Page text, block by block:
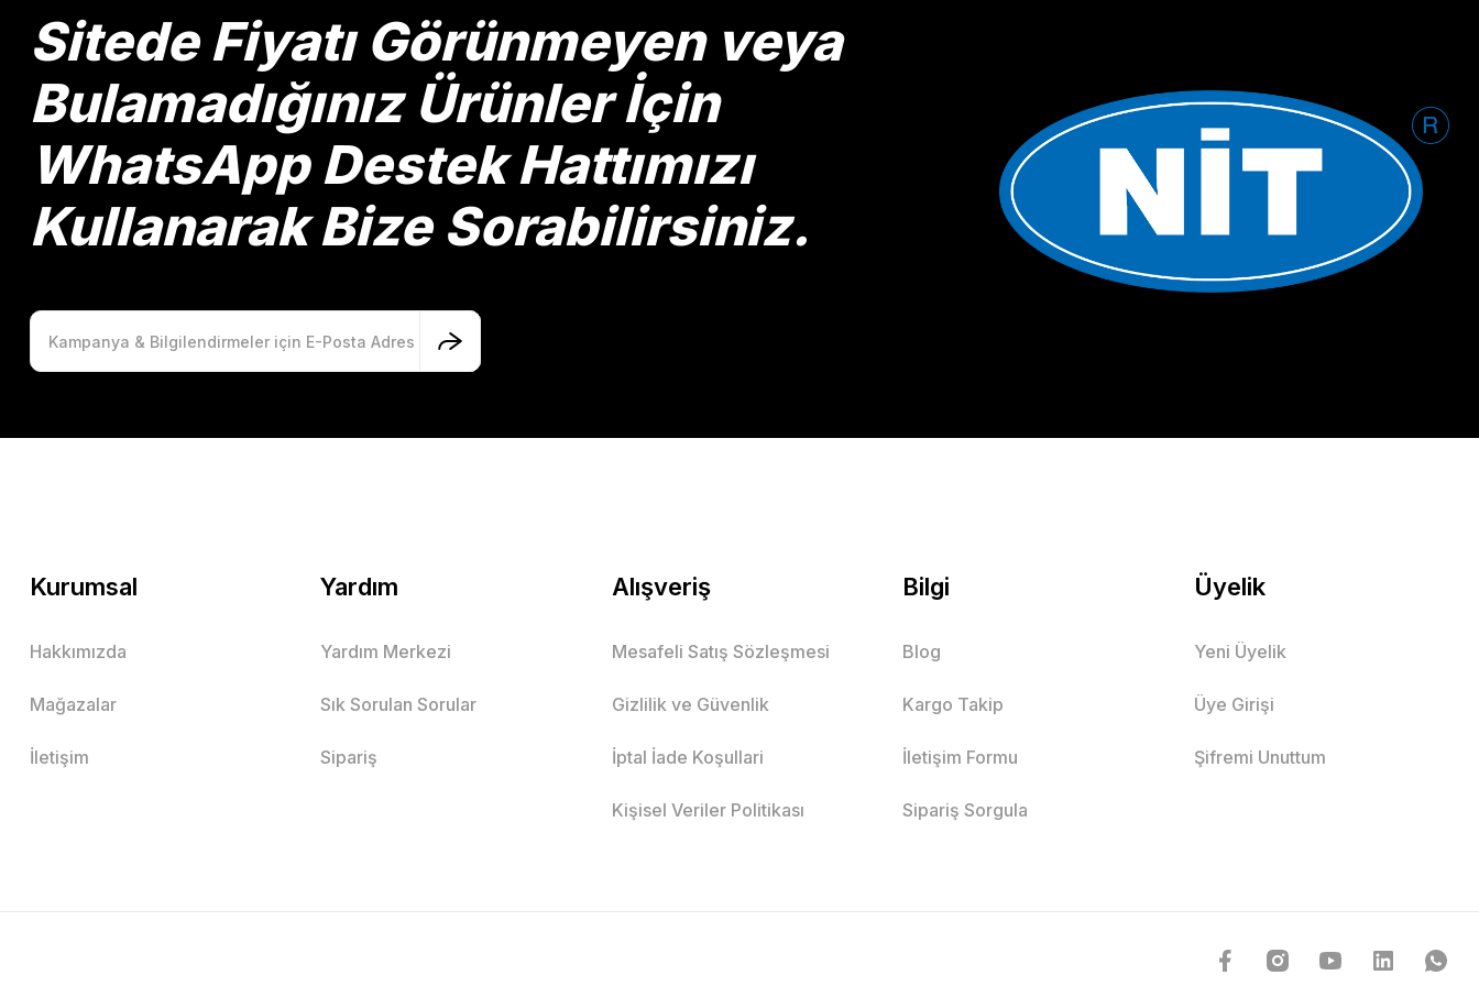
Ürün fiyatı diğer sitelerden daha pahalı.
Bu ürüne benzer farklı alternatifler olmalı.
Gönder
Sitede Fiyatı Görünmeyen veya
Bulamadığınız Ürünler İçin
WhatsApp Destek Hattımızı
Kullanarak Bize Sorabilirsiniz.
Kurumsal
Hakkımızda
Mağazalar
İletişim
Yardım
Yardım Merkezi
Sık Sorulan Sorular
Sipariş
Alışveriş
Mesafeli Satış Sözleşmesi
Gizlilik ve Güvenlik
İptal İade Koşullari
Kişisel Veriler Politikası
Bilgi
Blog
Kargo Takip
İletişim Formu
Sipariş Sorgula
Üyelik
Yeni Üyelik
Üye Girişi
Şifremi Unuttum